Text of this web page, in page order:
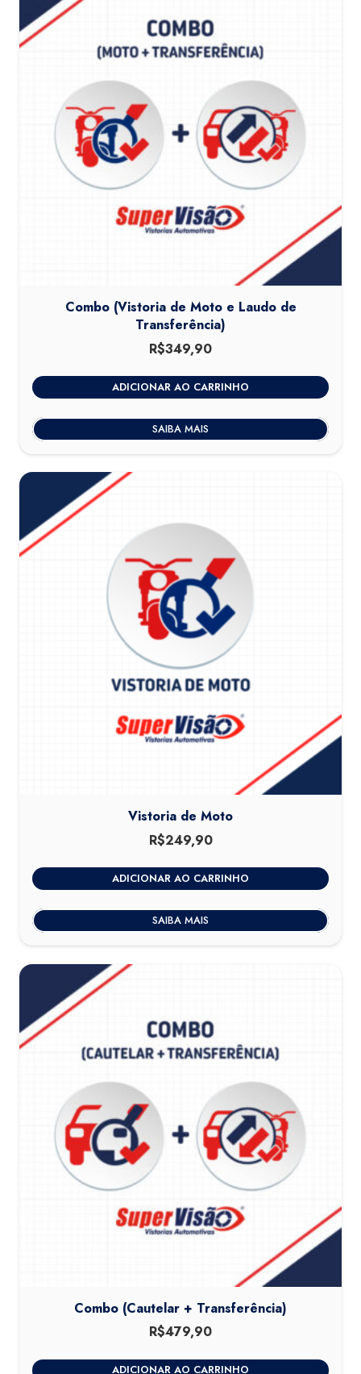
Combo (Vistoria de Moto e Laudo de
Transferência)
R$349,90
ADICIONAR AO CARRINHO
SAIBA MAIS
Vistoria de Moto
R$249,90
ADICIONAR AO CARRINHO
SAIBA MAIS
Combo (Cautelar + Transferência)
R$479,90
ADICIONAR AO CARRINHO